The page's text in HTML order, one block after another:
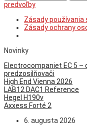
predvoľby
Zásady používania
Zásady ochrany
Novinky
Electrocompaniet EC 5 –
predzosilňovači
High End Vienna 2026
LAB12 DAC1 Reference
Hegel H190v
Axxess Forté 2
6. augusta 2026